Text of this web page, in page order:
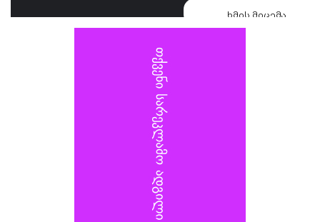
ვლადიმერ სელივერსტოვს, რომელიც 2022 წელს
კიევზე იერიშს ხელმძღვანელობდა, და თავდაცვის
დეპარტამენტის უფროსს, გენერალ-ლეიტენანტ
ხმის მიცემა